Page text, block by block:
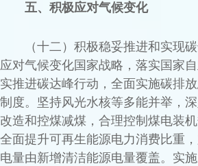
五、积极应对气候变化
（十二）积极稳妥推进和实现
应对气候变化国家战略，落实国家
实推进碳达峰行动，全面实施碳排
制度。坚持风光水核等多能并举，
改造和控煤减煤，合理控制煤电装机
全面提升可再生能源电力消费比重
电量由新增清洁能源电量覆盖。实